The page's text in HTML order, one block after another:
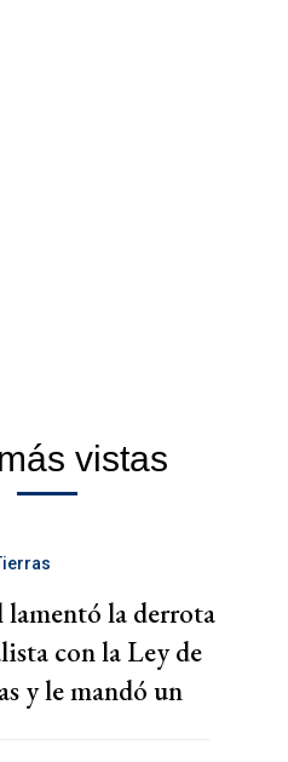
vistas
la derrota
con la Ley de
y le mandó un